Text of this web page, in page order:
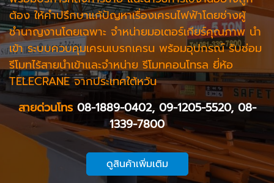
ต้อง ให้คำปรึกษาแก้ปัญหาเรื่องเครนไฟฟ้าโดยช่างผู้
ชำนาญงานโดยเฉพาะ จำหน่ายมอเตอร์เกียร์คุณภาพ นำ
เข้า ระบบควบคุมเครนเบรกเครน พร้อมอุปกรณ์ รับซ่อม
รีโมทไร้สายนำเข้าและจำหน่าย รีโมทคอนโทรล ยี่ห้อ
TELECRANE จากประเทศใต้หวัน
สายด่วนโทร08-1889-0402, 09-1205-5520, 08-
1339-7800
ดูสินค้าเพิ่มเติม